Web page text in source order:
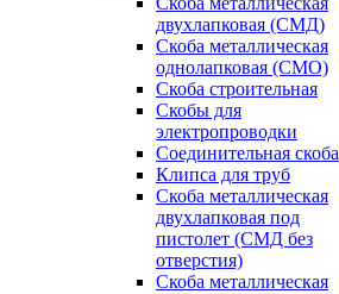
двухлапковая (СМД)
Скоба металлическая
однолапковая (СМО)
Скоба строительная
Скобы для
электропроводки
Соединительная скоба
Клипса для труб
Скоба металлическая
двухлапковая под
пистолет (СМД без
отверстия)
Скоба металлическая